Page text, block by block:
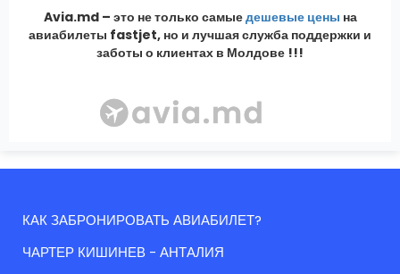
Avia.md – это не только самыедешевые цены на
авиабилеты fastjet, но и лучшая служба поддержки и
заботы о клиентах в Молдове !!!
КАК ЗАБРОНИРОВАТЬ АВИАБИЛЕТ?
ЧАРТЕР КИШИНЕВ - АНТАЛИЯ